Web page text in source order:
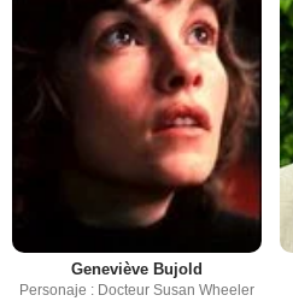
Geneviève Bujold
Personaje : Docteur Susan Wheeler